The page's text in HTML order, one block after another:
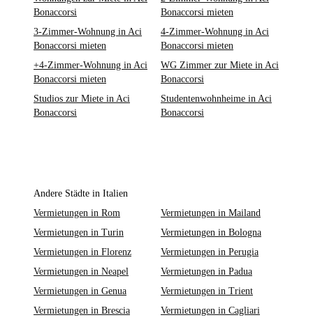
Bonaccorsi
Bonaccorsi mieten
3-Zimmer-Wohnung in Aci
Bonaccorsi mieten
4-Zimmer-Wohnung in Aci
Bonaccorsi mieten
+4-Zimmer-Wohnung in Aci
Bonaccorsi mieten
WG Zimmer zur Miete in Aci
Bonaccorsi
Studios zur Miete in Aci
Bonaccorsi
Studentenwohnheime in Aci
Bonaccorsi
Andere Städte in Italien
Vermietungen in Rom
Vermietungen in Mailand
Vermietungen in Turin
Vermietungen in Bologna
Vermietungen in Florenz
Vermietungen in Perugia
Vermietungen in Neapel
Vermietungen in Padua
Vermietungen in Genua
Vermietungen in Trient
Vermietungen in Brescia
Vermietungen in Cagliari